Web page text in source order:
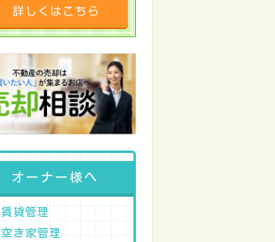
オーナー様へ
賃貸管理
空き家管理